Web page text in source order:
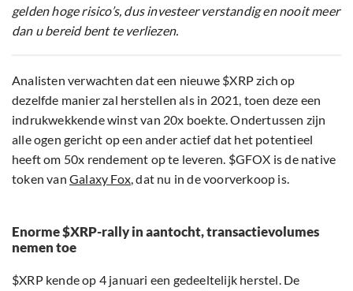
gelden hoge risico’s, dus investeer verstandig en nooit meer
dan u bereid bent te verliezen.
Analisten verwachten dat een nieuwe $XRP zich op
dezelfde manier zal herstellen als in 2021, toen deze een
indrukwekkende winst van 20x boekte. Ondertussen zijn
alle ogen gericht op een ander actief dat het potentieel
heeft om 50x rendement op te leveren. $GFOX is de native
token van Galaxy Fox, dat nu in de voorverkoop is.
Enorme $XRP-rally in aantocht, transactievolumes
nemen toe
$XRP kende op 4 januari een gedeeltelijk herstel. De